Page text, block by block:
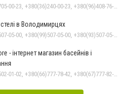
+380(98)705-00-23, +380(36)240-00-23, +380(96)408-76-50, +380(50)642-24-00
стелі в Володимирцях
+380(68)507-05-00, +380(99)507-05-00, +380(93)507-05-00
- інтернет магазин басейнів і
+380(44)502-01-02, +380(66)777-78-42, +380(67)777-82-19, +380(67)890-80-80, +380(73)890-80-80, +380(44)502-01-03